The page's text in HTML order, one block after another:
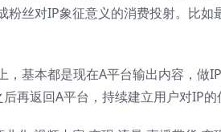
粉丝对IP象征意义的消费投射。比
基本都是现在A平台输出内容，做
再返回A平台，持续建立用户对IP的